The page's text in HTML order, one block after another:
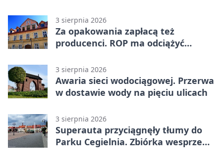
3 sierpnia 2026
Za opakowania zapłacą też
producenci. ROP ma odciążyć
3 sierpnia 2026
Awaria sieci wodociągowej. Przerwa
w dostawie wody na pięciu ulicach
3 sierpnia 2026
Superauta przyciągnęły tłumy do
Parku Cegielnia. Zbiórka wesprze